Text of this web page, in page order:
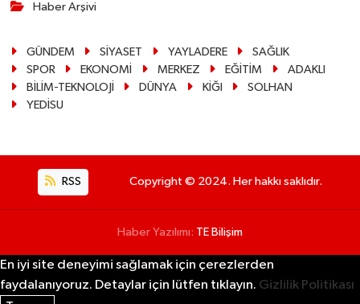
Haber Arşivi
GÜNDEM SİYASET YAYLADERE
SAĞLIK
SPOR
EKONOMİ MERKEZ EĞİTİM
ADAKLI
BİLİM-TEKNOLOJİ
DÜNYA KİĞI
SOLHAN
YEDİSU
RSS Copyright © 2024. Her hakkı saklıdır.
Haber Yazılımı: TE Bilişim
En iyi site deneyimi sağlamak için çerezlerden
faydalanıyoruz. Detaylar için lütfen tıklayın. Gizlilik Politikası